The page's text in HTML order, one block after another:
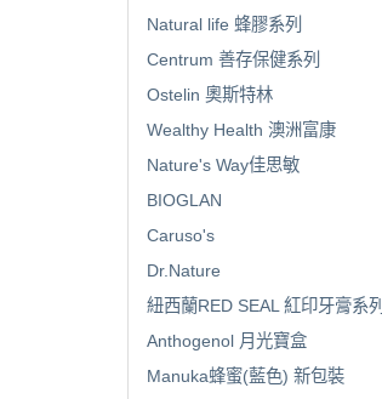
Natural life 蜂膠系列
Centrum 善存保健系列
Ostelin 奧斯特林
Wealthy Health 澳洲富康
Nature's Way佳思敏
BIOGLAN
Caruso's
Dr.Nature
紐西蘭RED SEAL 紅印牙膏系列
Anthogenol 月光寶盒
Manuka蜂蜜(藍色) 新包裝
AU$20.00